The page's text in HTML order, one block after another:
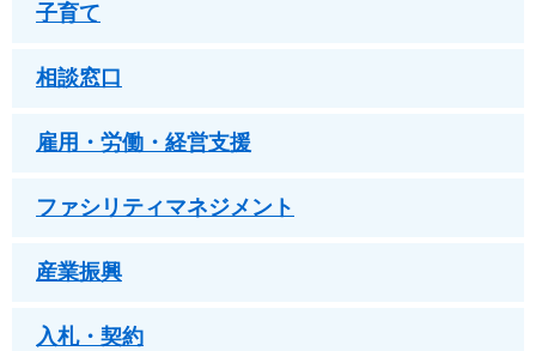
子育て
相談窓口
雇用・労働・経営支援
ファシリティマネジメント
産業振興
入札・契約